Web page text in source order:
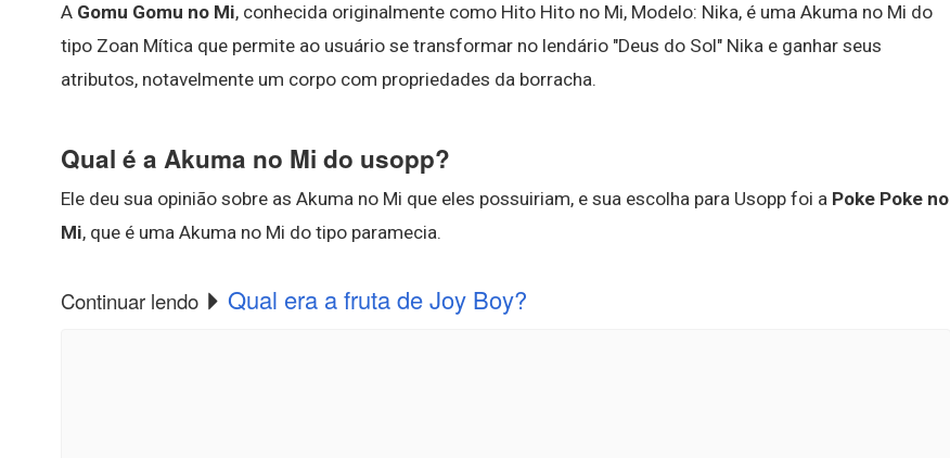
A Gomu Gomu no Mi, conhecida originalmente como Hito Hito no Mi, Modelo: Nika, é uma Akuma no Mi do
tipo Zoan Mítica que permite ao usuário se transformar no lendário "Deus do Sol" Nika e ganhar seus
atributos, notavelmente um corpo com propriedades da borracha.
Qual é a Akuma no Mi do usopp?
Ele deu sua opinião sobre as Akuma no Mi que eles possuiriam, e sua escolha para Usopp foi a Poke Poke no
Mi, que é uma Akuma no Mi do tipo paramecia.
Continuar lendo Qual era a fruta de Joy Boy?